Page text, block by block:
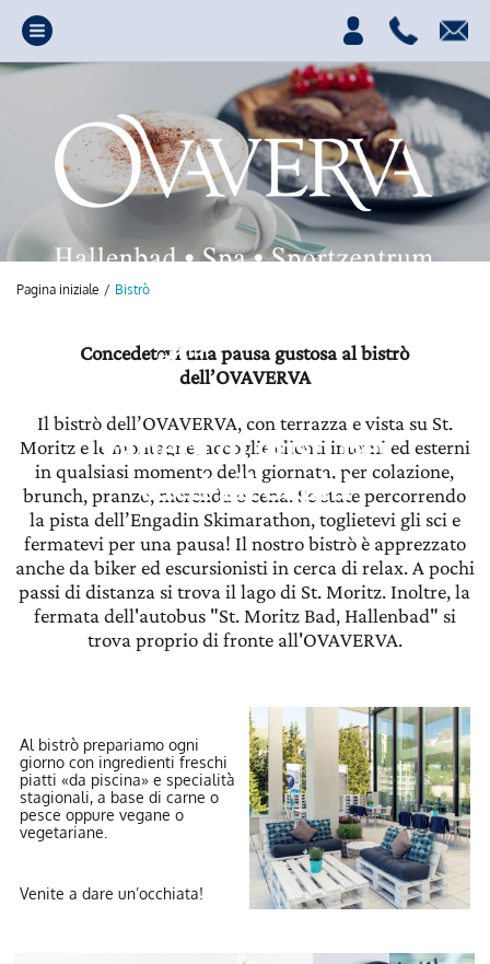
Varietà di gusti per
tutti gli ospiti
Pagina iniziale / Bistrò
Concedetevi una pausa gustosa al bistrò
dell’OVAVERVA
Il bistrò dell’OVAVERVA, con terrazza e vista su St.
Moritz e le montagne, accoglie clienti interni ed esterni
in qualsiasi momento della giornata, per colazione,
brunch, pranzo, merenda o cena. Se state percorrendo
la pista dell’Engadin Skimarathon, toglietevi gli sci e
fermatevi per una pausa! Il nostro bistrò è apprezzato
anche da biker ed escursionisti in cerca di relax. A pochi
passi di distanza si trova il lago di St. Moritz. Inoltre, la
fermata dell'autobus "St. Moritz Bad, Hallenbad" si
trova proprio di fronte all'OVAVERVA.
Al bistrò prepariamo ogni
giorno con ingredienti freschi
piatti «da piscina» e specialità
stagionali, a base di carne o
pesce oppure vegane o
vegetariane.
Venite a dare un’occhiata!